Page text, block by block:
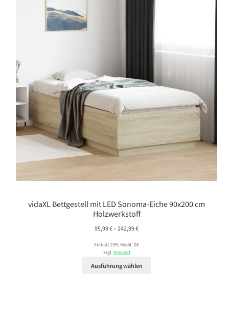
vidaXL Bettgestell mit LED Sonoma-Eiche 90x200 cm
Holzwerkstoff
95,99€– 242,99€Preisspanne:
bis
Enthält 19% MwSt. DE
zzgl.Versand
Ausführung wählen